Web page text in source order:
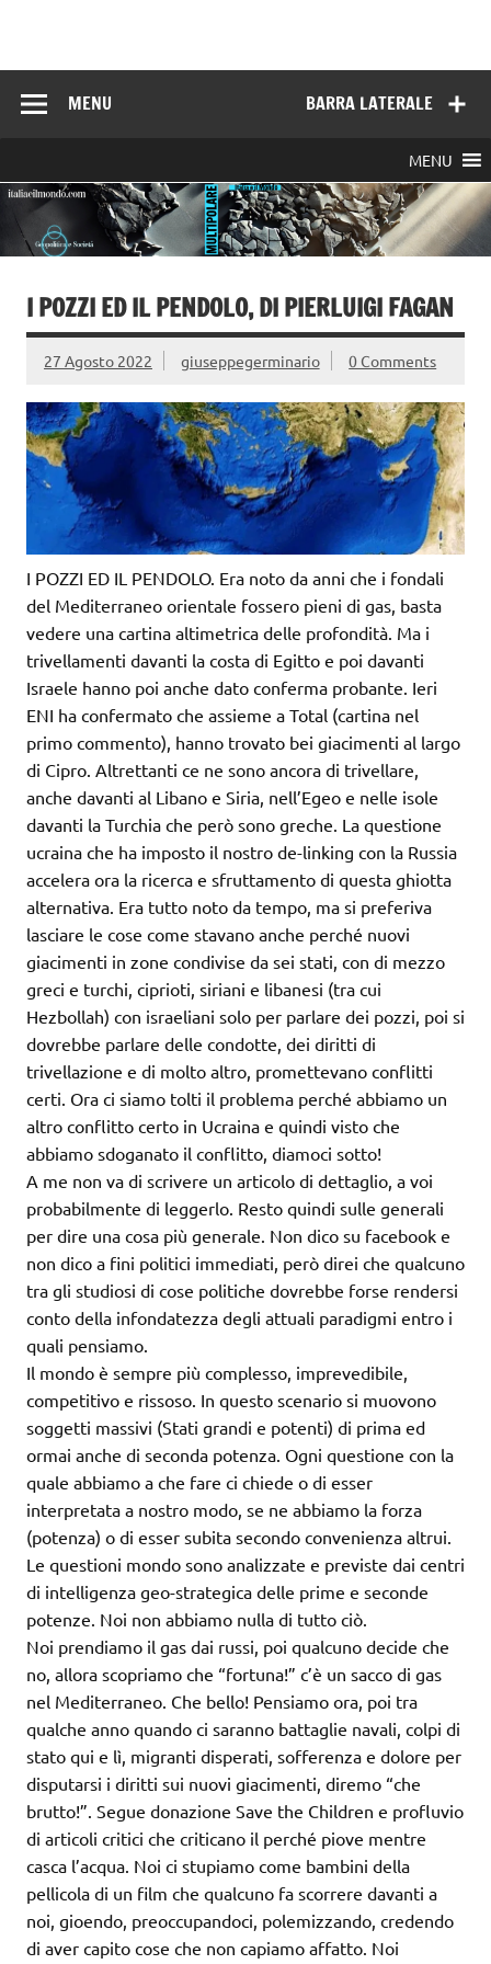
BARRA LATERALE
MENU
MENU
I POZZI ED IL PENDOLO, DI PIERLUIGI FAGAN
27 Agosto 2022 giuseppegerminario 0 Comments
I POZZI ED IL PENDOLO. Era noto da anni che i fondali
del Mediterraneo orientale fossero pieni di gas, basta
vedere una cartina altimetrica delle profondità. Ma i
trivellamenti davanti la costa di Egitto e poi davanti
Israele hanno poi anche dato conferma probante. Ieri
ENI ha confermato che assieme a Total (cartina nel
primo commento), hanno trovato bei giacimenti al largo
di Cipro. Altrettanti ce ne sono ancora di trivellare,
anche davanti al Libano e Siria, nell’Egeo e nelle isole
davanti la Turchia che però sono greche. La questione
ucraina che ha imposto il nostro de-linking con la Russia
accelera ora la ricerca e sfruttamento di questa ghiotta
alternativa. Era tutto noto da tempo, ma si preferiva
lasciare le cose come stavano anche perché nuovi
giacimenti in zone condivise da sei stati, con di mezzo
greci e turchi, ciprioti, siriani e libanesi (tra cui
Hezbollah) con israeliani solo per parlare dei pozzi, poi si
dovrebbe parlare delle condotte, dei diritti di
trivellazione e di molto altro, promettevano conflitti
certi. Ora ci siamo tolti il problema perché abbiamo un
altro conflitto certo in Ucraina e quindi visto che
abbiamo sdoganato il conflitto, diamoci sotto!
A me non va di scrivere un articolo di dettaglio, a voi
probabilmente di leggerlo. Resto quindi sulle generali
per dire una cosa più generale. Non dico su facebook e
non dico a fini politici immediati, però direi che qualcuno
tra gli studiosi di cose politiche dovrebbe forse rendersi
conto della infondatezza degli attuali paradigmi entro i
quali pensiamo.
Il mondo è sempre più complesso, imprevedibile,
competitivo e rissoso. In questo scenario si muovono
soggetti massivi (Stati grandi e potenti) di prima ed
ormai anche di seconda potenza. Ogni questione con la
quale abbiamo a che fare ci chiede o di esser
interpretata a nostro modo, se ne abbiamo la forza
(potenza) o di esser subita secondo convenienza altrui.
Le questioni mondo sono analizzate e previste dai centri
di intelligenza geo-strategica delle prime e seconde
potenze. Noi non abbiamo nulla di tutto ciò.
Noi prendiamo il gas dai russi, poi qualcuno decide che
no, allora scopriamo che “fortuna!” c’è un sacco di gas
nel Mediterraneo. Che bello! Pensiamo ora, poi tra
qualche anno quando ci saranno battaglie navali, colpi di
stato qui e lì, migranti disperati, sofferenza e dolore per
disputarsi i diritti sui nuovi giacimenti, diremo “che
brutto!”. Segue donazione Save the Children e profluvio
di articoli critici che criticano il perché piove mentre
casca l’acqua. Noi ci stupiamo come bambini della
pellicola di un film che qualcuno fa scorrere davanti a
noi, gioendo, preoccupandoci, polemizzando, credendo
di aver capito cose che non capiamo affatto. Noi